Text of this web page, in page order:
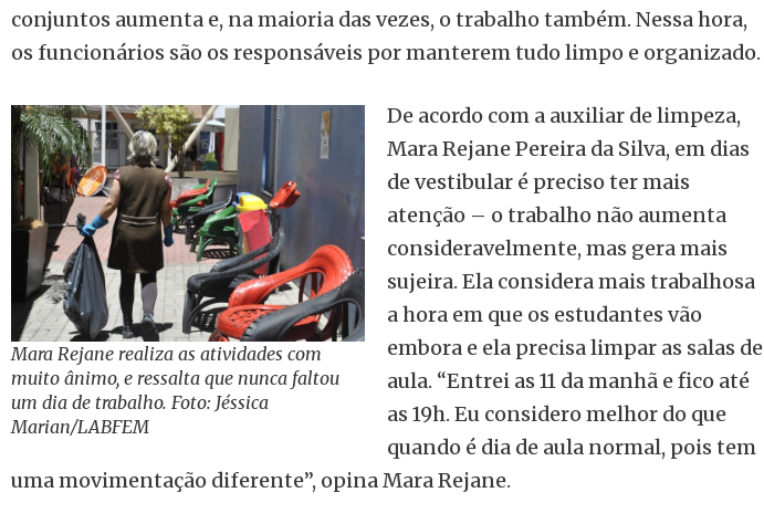
conjuntos aumenta e, na maioria das vezes, o trabalho também. Nessa hora,
os funcionários são os responsáveis por manterem tudo limpo e organizado.
Mara Rejane realiza as atividades com
muito ânimo, e ressalta que nunca faltou
um dia de trabalho. Foto: Jéssica
Marian/LABFEM
De acordo com a auxiliar de limpeza,
Mara Rejane Pereira da Silva, em dias
de vestibular é preciso ter mais
atenção – o trabalho não aumenta
consideravelmente, mas gera mais
sujeira. Ela considera mais trabalhosa
a hora em que os estudantes vão
embora e ela precisa limpar as salas de
aula. “Entrei as 11 da manhã e fico até
as 19h. Eu considero melhor do que
quando é dia de aula normal, pois tem
uma movimentação diferente”, opina Mara Rejane.